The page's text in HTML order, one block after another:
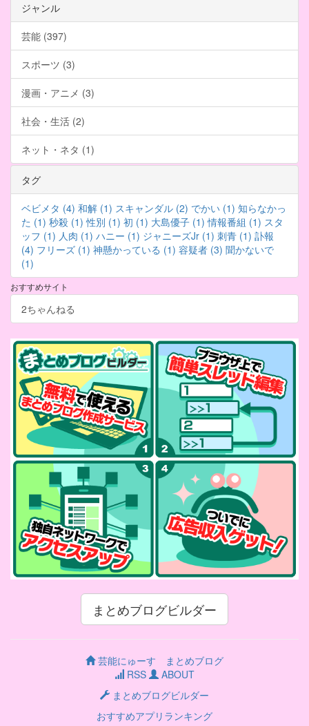
ジャンル
芸能 (397)
スポーツ (3)
漫画・アニメ (3)
社会・生活 (2)
ネット・ネタ (1)
タグ
ベビメタ (4) 和解 (1) スキャンダル (2) でかい (1) 知らなかっ
た (1) 秒殺 (1) 性別 (1) 初 (1) 大島優子 (1) 情報番組 (1) スタ
ッフ (1) 人肉 (1) ハニー (1) ジャニーズJr (1) 刺青 (1) 訃報
(4) フリーズ (1) 神懸かっている (1) 容疑者 (3) 聞かないで
(1)
おすすめサイト
2ちゃんねる
まとめブログビルダー
芸能にゅーす まとめブログ
RSS
ABOUT
まとめブログビルダー
おすすめアプリランキング